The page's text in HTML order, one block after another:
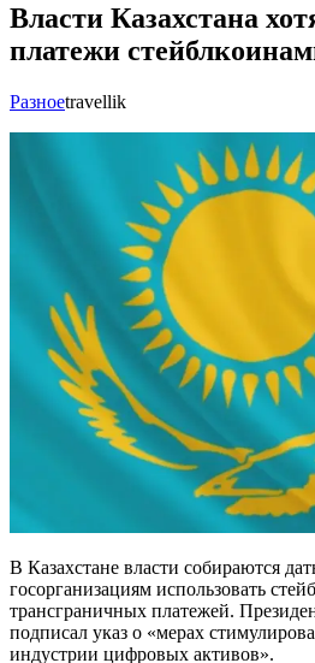
Власти Казахстана
платежи
Разноеtravellik
В Казахстане власти собираются
госорганизациям использовать
трансграничных платежей.
подписал указ о «мерах
индустрии цифровых активов».